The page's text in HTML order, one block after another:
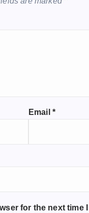
Email *
for the next time